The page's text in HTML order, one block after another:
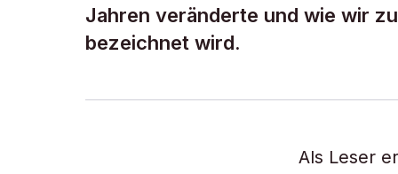
Jahren veränderte und wie wir
bezeichnet wird.
Als Leser